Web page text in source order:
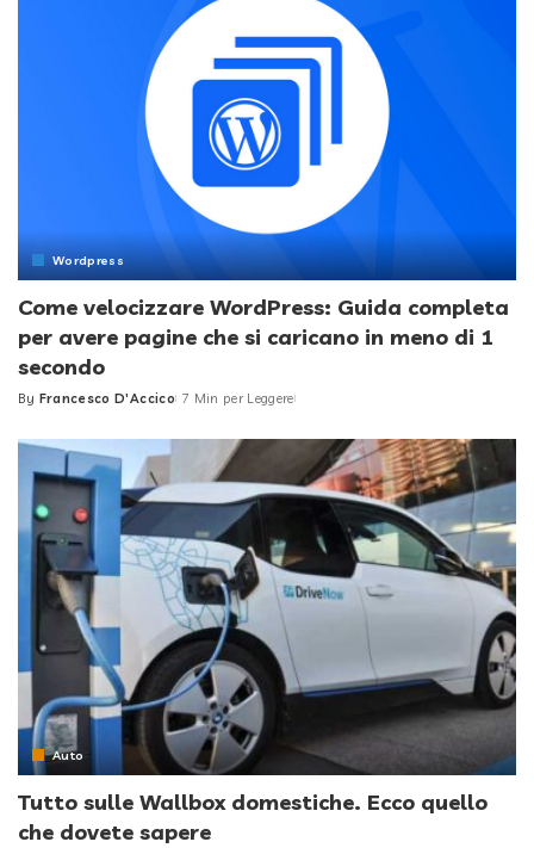
Wordpress
Come velocizzare WordPress: Guida completa
per avere pagine che si caricano in meno di 1
secondo
Posted
By Francesco D'Accico 7 Min per Leggere
Auto
Tutto sulle Wallbox domestiche. Ecco quello
che dovete sapere